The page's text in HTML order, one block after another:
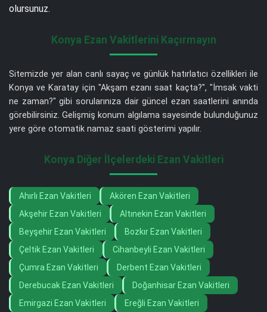
olursunuz.
Konya Ezan Vakitlerini Kaçırmayın
Sitemizde yer alan canlı sayaç ve günlük hatırlatıcı özellikleri ile
Konya ve Karatay için "Akşam ezanı saat kaçta?", "İmsak vakti
ne zaman?" gibi sorularınıza dair güncel ezan saatlerini anında
görebilirsiniz. Gelişmiş konum algılama sayesinde bulunduğunuz
yere göre otomatik namaz saati gösterimi yapılır.
Konya Diğer İlçelerdeki Ezan Vakitleri
Ahırlı Ezan Vakitleri
Akören Ezan Vakitleri
Akşehir Ezan Vakitleri
Altınekin Ezan Vakitleri
Beyşehir Ezan Vakitleri
Bozkır Ezan Vakitleri
Çeltik Ezan Vakitleri
Cihanbeyli Ezan Vakitleri
Çumra Ezan Vakitleri
Derbent Ezan Vakitleri
Derebucak Ezan Vakitleri
Doğanhisar Ezan Vakitleri
Emirgazi Ezan Vakitleri
Ereğli Ezan Vakitleri